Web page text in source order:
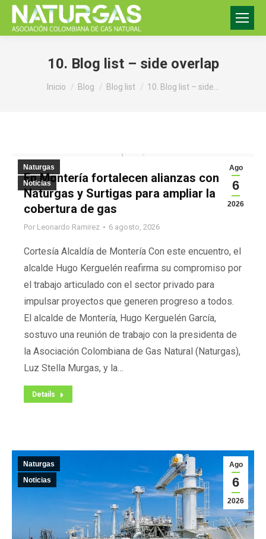
10. Blog list – side overlap
Estás aquí:
Inicio Blog Blog list 10. Blog list – side…
Ago
6
2026
Naturgas
Noticias
En Montería fortalecen alianzas con
Naturgas y Surtigas para ampliar la
cobertura de gas
Por Leonardo Ramirez 6 agosto, 2026
Cortesía Alcaldía de Montería Con este encuentro, el
alcalde Hugo Kerguelén reafirma su compromiso por
el trabajo articulado con el sector privado para
impulsar proyectos que generen progreso a todos.
El alcalde de Montería, Hugo Kerguelén García,
sostuvo una reunión de trabajo con la presidenta de
la Asociación Colombiana de Gas Natural (Naturgas),
Luz Stella Murgas, y la…
Details
Ago
6
2026
Naturgas
Noticias